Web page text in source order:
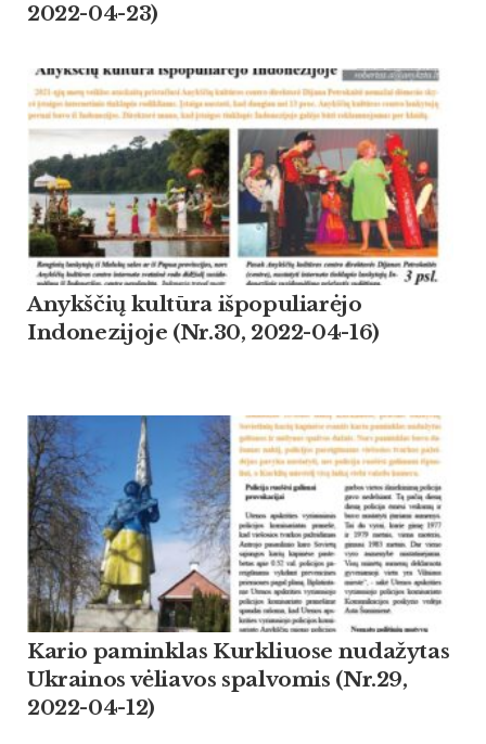
2022-04-23)
Anykščių kultūra išpopuliarėjo
Indonezijoje (Nr.30, 2022-04-16)
Kario paminklas Kurkliuose nudažytas
Ukrainos vėliavos spalvomis (Nr.29,
2022-04-12)